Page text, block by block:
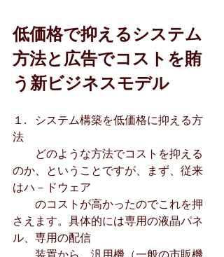
低価格で抑えるシステム
方法と広告でコストを賄
う新ビジネスモデル
１.   システム構築を低価格に抑える方
法
どのような方法でコストを抑える
のか、ということですが、まず、従来
はハ－ドウェア
のコストが高かったのでこれを押
さえます。具体的には専用の液晶パネ
ル、専用の配信